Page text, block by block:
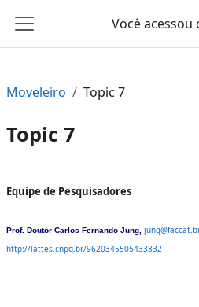
Painel lateral
Você
Moveleiro Topic 7
Topic 7
Equipe de Pesquisadores
Prof. Doutor Carlos Fernando Jung,
http://lattes.cnpq.br/9620345505433832